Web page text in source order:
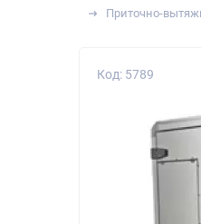
Приточно-
Код: 5789